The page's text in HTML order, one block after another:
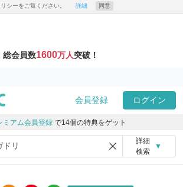
シーをご覧ください。 詳細 同意
総会員数1600万人突破！
会員登録 ログイン
ミアム会員登録 で14個の特典をゲット
詳細
検索
▼